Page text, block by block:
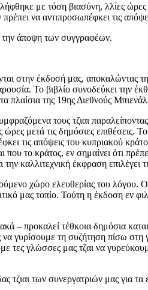
με τόση βιασύνη, λλίες ώρες
να αντιπροσωπέφκει τις
την άποψη των συγγραφέων.
στην έκδοσή μας, αποκαλώντας
Το βιβλίο συνοδεύκει την
της 19ης Διεθνούς
τους τζιαι
μετά τις δημόσιες επιθέσεις.
τις απόψεις του κυπριακού
το κράτος, εν σημαίνει ότι
καλλιτεχνική έκφραση επιλέγει
χώρο ελευθερίας του λόγου.
μας τοπίο. Τούτη η έκδοση εν
– προκαλεί τέθκοια δημόσια
γυρίσουμε τη συζήτηση πίσω στη
γλώσσες μας τζαι να
των συνεργατριών μας για